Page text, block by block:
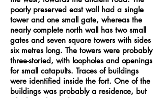
poorly preserved east wall had a single
tower and one small gate, whereas the
nearly complete north wall has two small
gates and seven square towers with sides
six metres long. The towers were probably
three-storied, with loopholes and openings
for small catapults. Traces of buildings
were identified inside the fort. One of the
buildings was probably a residence, but